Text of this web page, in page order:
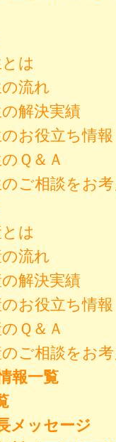
は
流れ
解決実績
お役立ち情報
Ｑ＆Ａ
ご相談をお
は
流れ
解決実績
お役立ち情報
Ｑ＆Ａ
のご相談をお
報一覧
メッセージ